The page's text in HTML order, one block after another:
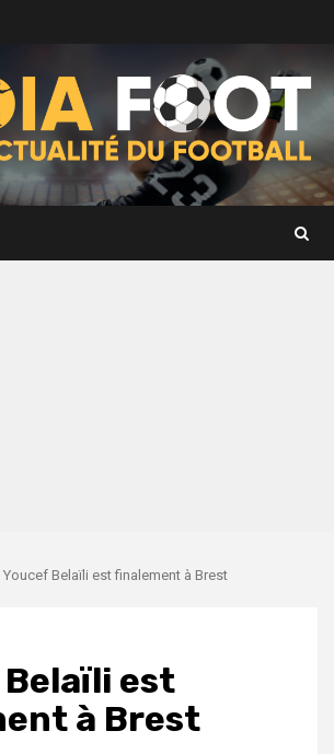
Youcef Belaïli est finalement à Brest
est
à Brest